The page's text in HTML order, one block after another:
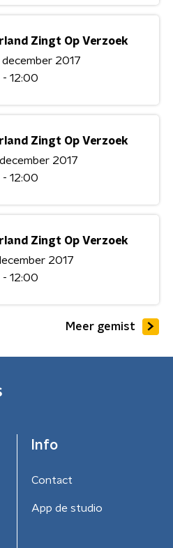
Zingt Op Verzoek
2017
12:00
Zingt Op Verzoek
2017
12:00
Zingt Op Verzoek
2017
12:00
Meer gemist
Info
Contact
App de studio